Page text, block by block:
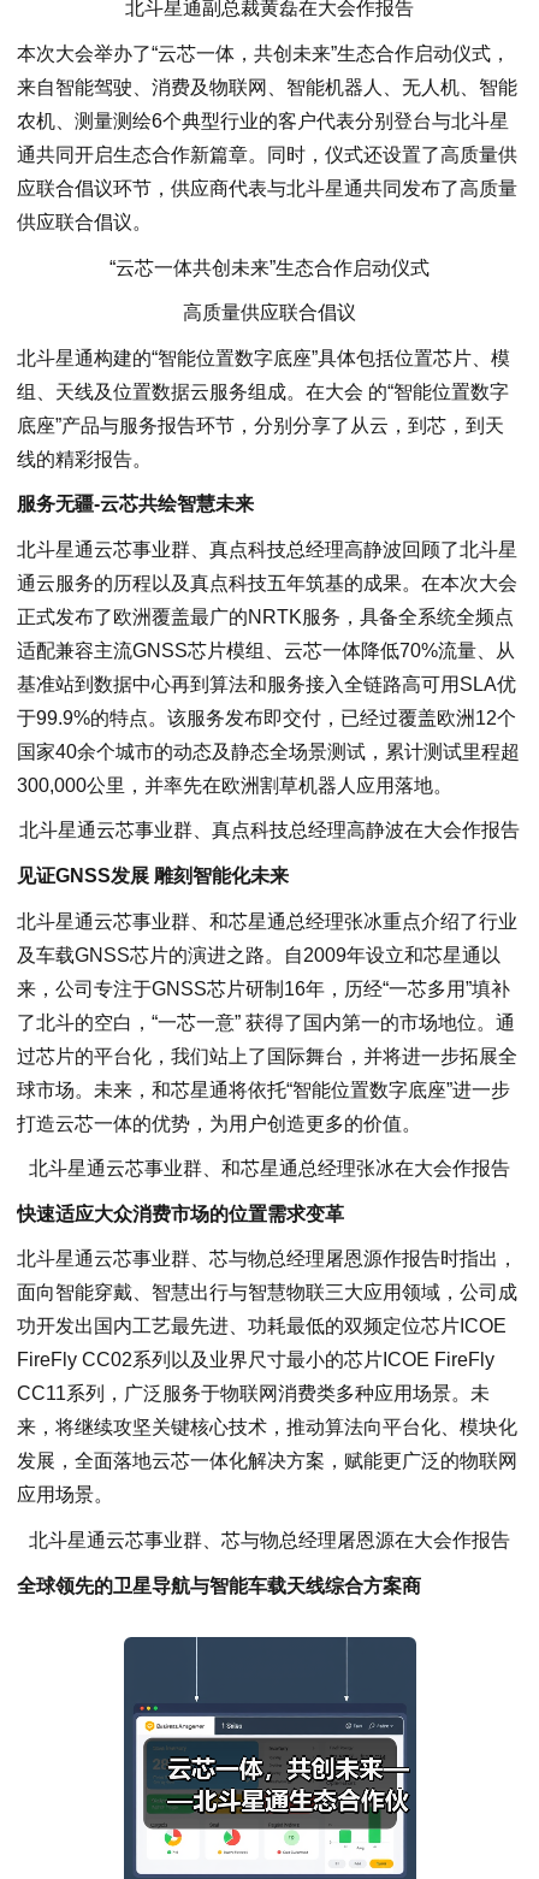
北斗星通副总裁黄磊在大会作报告
本次大会举办了“云芯一体，共创未来”生态合作启动仪式，
来自智能驾驶、消费及物联网、智能机器人、无人机、智能
农机、测量测绘6个典型行业的客户代表分别登台与北斗星
通共同开启生态合作新篇章。同时，仪式还设置了高质量供
应联合倡议环节，供应商代表与北斗星通共同发布了高质量
供应联合倡议。
“云芯一体共创未来”生态合作启动仪式
高质量供应联合倡议
北斗星通构建的“智能位置数字底座”具体包括位置芯片、模
组、天线及位置数据云服务组成。在大会 的“智能位置数字
底座”产品与服务报告环节，分别分享了从云，到芯，到天
线的精彩报告。
服务无疆-云芯共绘智慧未来
北斗星通云芯事业群、真点科技总经理高静波回顾了北斗星
通云服务的历程以及真点科技五年筑基的成果。在本次大会
正式发布了欧洲覆盖最广的NRTK服务，具备全系统全频点
适配兼容主流GNSS芯片模组、云芯一体降低70%流量、从
基准站到数据中心再到算法和服务接入全链路高可用SLA优
于99.9%的特点。该服务发布即交付，已经过覆盖欧洲12个
国家40余个城市的动态及静态全场景测试，累计测试里程超
300,000公里，并率先在欧洲割草机器人应用落地。
北斗星通云芯事业群、真点科技总经理高静波在大会作报告
见证GNSS发展 雕刻智能化未来
北斗星通云芯事业群、和芯星通总经理张冰重点介绍了行业
及车载GNSS芯片的演进之路。自2009年设立和芯星通以
来，公司专注于GNSS芯片研制16年，历经“一芯多用”填补
了北斗的空白，“一芯一意” 获得了国内第一的市场地位。通
过芯片的平台化，我们站上了国际舞台，并将进一步拓展全
球市场。未来，和芯星通将依托“智能位置数字底座”进一步
打造云芯一体的优势，为用户创造更多的价值。
北斗星通云芯事业群、和芯星通总经理张冰在大会作报告
快速适应大众消费市场的位置需求变革
北斗星通云芯事业群、芯与物总经理屠恩源作报告时指出，
面向智能穿戴、智慧出行与智慧物联三大应用领域，公司成
功开发出国内工艺最先进、功耗最低的双频定位芯片ICOE
FireFly CC02系列以及业界尺寸最小的芯片ICOE FireFly
CC11系列，广泛服务于物联网消费类多种应用场景。未
来，将继续攻坚关键核心技术，推动算法向平台化、模块化
发展，全面落地云芯一体化解决方案，赋能更广泛的物联网
应用场景。
北斗星通云芯事业群、芯与物总经理屠恩源在大会作报告
全球领先的卫星导航与智能车载天线综合方案商